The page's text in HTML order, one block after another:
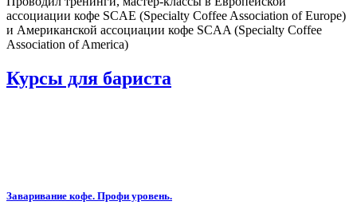
ассоциации кофе SCAE (Specialty Coffee Association of Europe)
и Американской ассоциации кофе SCAA (Specialty Coffee
Association of America)
Курсы для бариста
Заваривание кофе. Профи уровень.